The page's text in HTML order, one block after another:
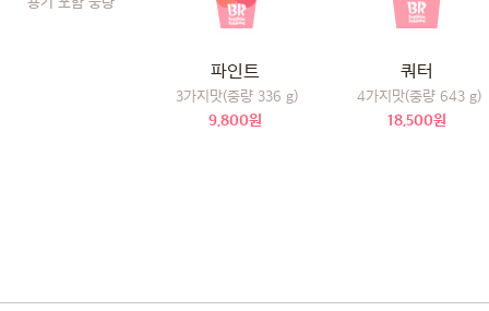
파인트
3가지맛(중량 336 g)
9,800원
쿼터
4가지맛(중량 643 g)
18,500원